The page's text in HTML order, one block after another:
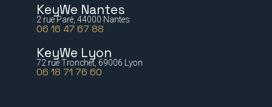
KeyWe Nantes
2 rue Paré, 44000 Nantes
06 16 47 67 88
KeyWe Lyon
72 rue Tronchet, 69006 Lyon
06 18 71 76 60